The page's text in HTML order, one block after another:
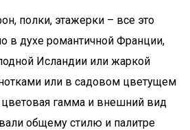
полки, этажерки – все это
в духе романтичной Франции,
Исландии или жаркой
или в садовом цветущем
цветовая гамма и внешний вид
общему стилю и палитре